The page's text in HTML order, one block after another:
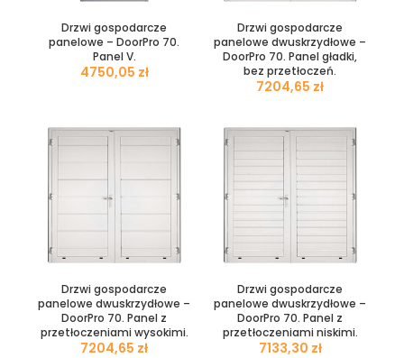
Drzwi gospodarcze
panelowe – DoorPro 70.
Panel V.
zł
Drzwi gospodarcze
panelowe dwuskrzydłowe –
DoorPro 70. Panel gładki,
bez przetłoczeń.
zł
Drzwi gospodarcze
panelowe dwuskrzydłowe –
DoorPro 70. Panel z
przetłoczeniami wysokimi.
zł
Drzwi gospodarcze
panelowe dwuskrzydłowe –
DoorPro 70. Panel z
przetłoczeniami niskimi.
zł